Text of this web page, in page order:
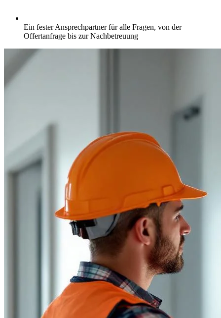
Ein fester Ansprechpartner für alle Fragen, von der
Offertanfrage bis zur Nachbetreuung